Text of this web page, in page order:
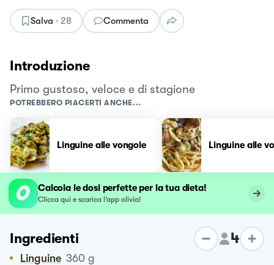
Salva · 28 Commenta
Introduzione
Primo gustoso, veloce e di stagione
POTREBBERO PIACERTI ANCHE...
Linguine alle vongole Linguine alle
Calcola le dosi perfette per la tua dieta!
Clicca qui e scarica l’app olivia!
Ingredienti 4
Linguine 360 g